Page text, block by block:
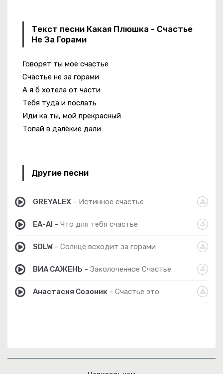
Текст песни Какая Плюшка - Счастье
Не За Горами
Говорят ты мое счастье
Счастье не за горами
А я б хотела от части
Тебя туда и послать
Иди ка ты, мой прекрасный
Топай в далёкие дали
Другие песни
GREYALEX - Истинное счастье
EA-AI - Что для тебя счастье
SDLW - Солнце всходит за горами
ВИА САЖЕНЬ - Заколоченное Счастье
Анастасия Созоник - Счастье это
Горизонт